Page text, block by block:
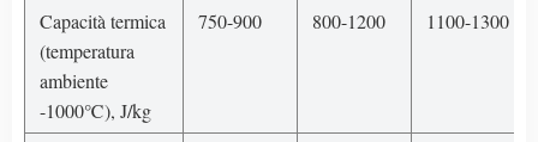
Capacità termica
(temperatura
ambiente
-1000℃), J/kg
750-900 800-1200 1100-1300